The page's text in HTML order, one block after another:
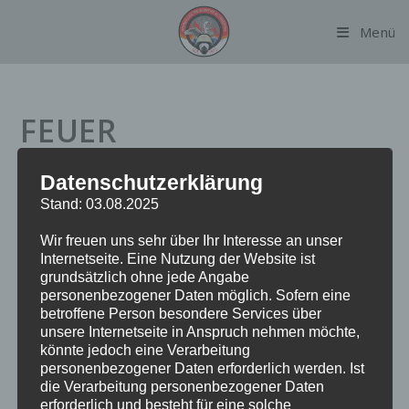
Menü
FEUER
BRANDMELDEANLAGE
INTERNER MELDER
Datum:19. Februar 2023 um 12:44 Uhr
Alarmierungsart:TME
Einsatzart:FEUBMAIM
Einsatzort:Rathenaustraße
Fahrzeuge:FF Alsterdorf
Weitere Kräfte:BF Alsterdorf, Polizei
Datenschutzerklärung
Stand: 03.08.2025
Wir freuen uns sehr über Ihr Interesse an unser
Internetseite. Eine Nutzung der Website ist
grundsätzlich ohne jede Angabe
personenbezogener Daten möglich. Sofern eine
betroffene Person besondere Services über
unsere Internetseite in Anspruch nehmen möchte,
könnte jedoch eine Verarbeitung
personenbezogener Daten erforderlich werden. Ist
die Verarbeitung personenbezogener Daten
erforderlich und besteht für eine solche